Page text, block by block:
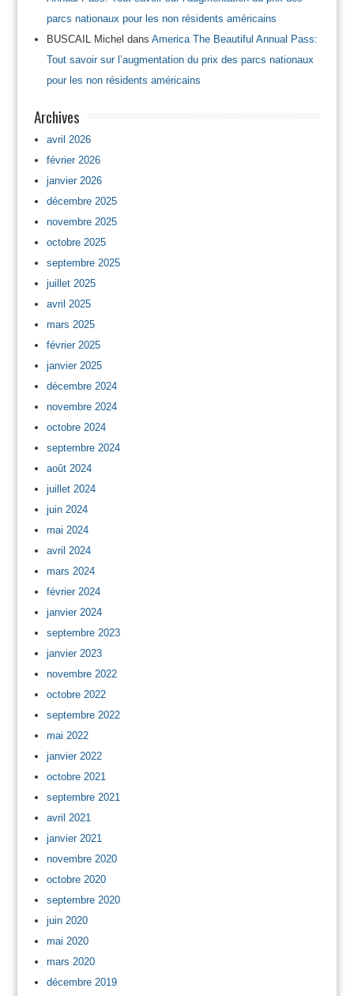
parcs nationaux pour les non résidents américains
BUSCAIL Michel dans America The Beautiful Annual Pass:
Tout savoir sur l’augmentation du prix des parcs nationaux
pour les non résidents américains
Archives
avril 2026
février 2026
janvier 2026
décembre 2025
novembre 2025
octobre 2025
septembre 2025
juillet 2025
avril 2025
mars 2025
février 2025
janvier 2025
décembre 2024
novembre 2024
octobre 2024
septembre 2024
août 2024
juillet 2024
juin 2024
mai 2024
avril 2024
mars 2024
février 2024
janvier 2024
septembre 2023
janvier 2023
novembre 2022
octobre 2022
septembre 2022
mai 2022
janvier 2022
octobre 2021
septembre 2021
avril 2021
janvier 2021
novembre 2020
octobre 2020
septembre 2020
juin 2020
mai 2020
mars 2020
décembre 2019